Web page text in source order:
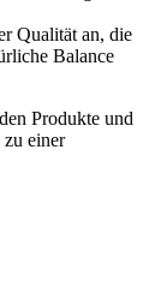
Qualität an, die
Balance
Produkte und
einer